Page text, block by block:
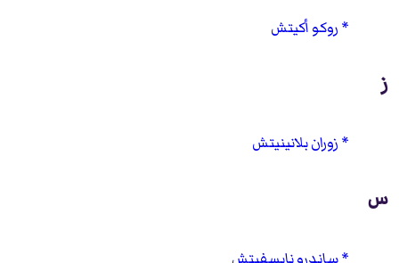
روكو أكيتش
ز
زوران بلانينيتش
س
ساندرو نايسفيتش